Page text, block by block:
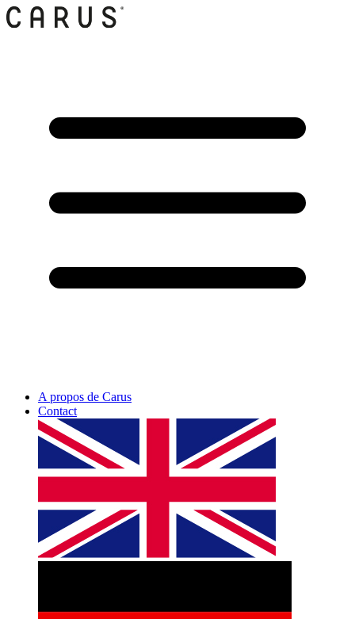
A propos de Carus
Contact